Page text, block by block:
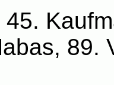
45.
89.